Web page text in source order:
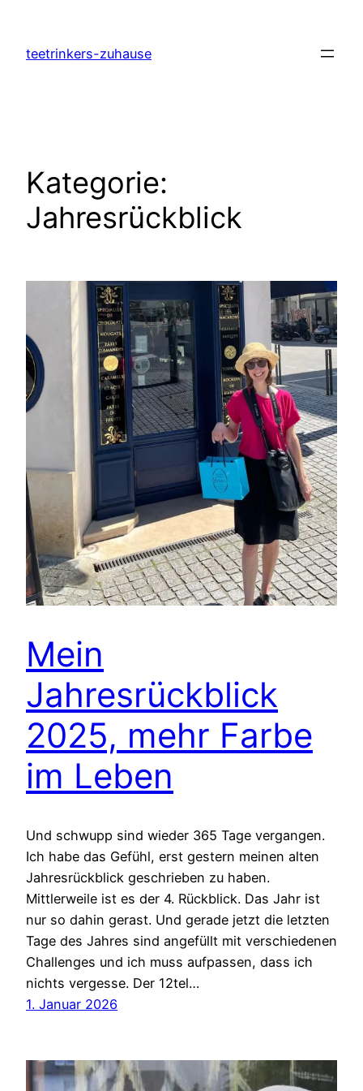
springen
teetrinkers-zuhause
Kategorie:
Jahresrückblick
Mein
Jahresrückblick
2025, mehr Farbe
im Leben
Und schwupp sind wieder 365 Tage vergangen.
Ich habe das Gefühl, erst gestern meinen alten
Jahresrückblick geschrieben zu haben.
Mittlerweile ist es der 4. Rückblick. Das Jahr ist
nur so dahin gerast. Und gerade jetzt die letzten
Tage des Jahres sind angefüllt mit verschiedenen
Challenges und ich muss aufpassen, dass ich
nichts vergesse. Der 12tel…
1. Januar 2026